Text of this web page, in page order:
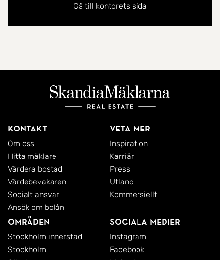
stora potentialer för utveckling.
Gå till kontorets sida
Kontakt
Om oss
Hitta mäklare
Värdera bostad
Värdebevakaren
Socialt ansvar
Ansök om bolån
Veta mer
Inspiration
Karriär
Press
Utland
Kommersiellt
Områden
Stockholm innerstad
Stockholm
Sociala medier
Instagram
Facebook